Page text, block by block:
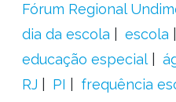
Fórum Regional
dia da escola
escola
educação especial
RJ
PI frequência